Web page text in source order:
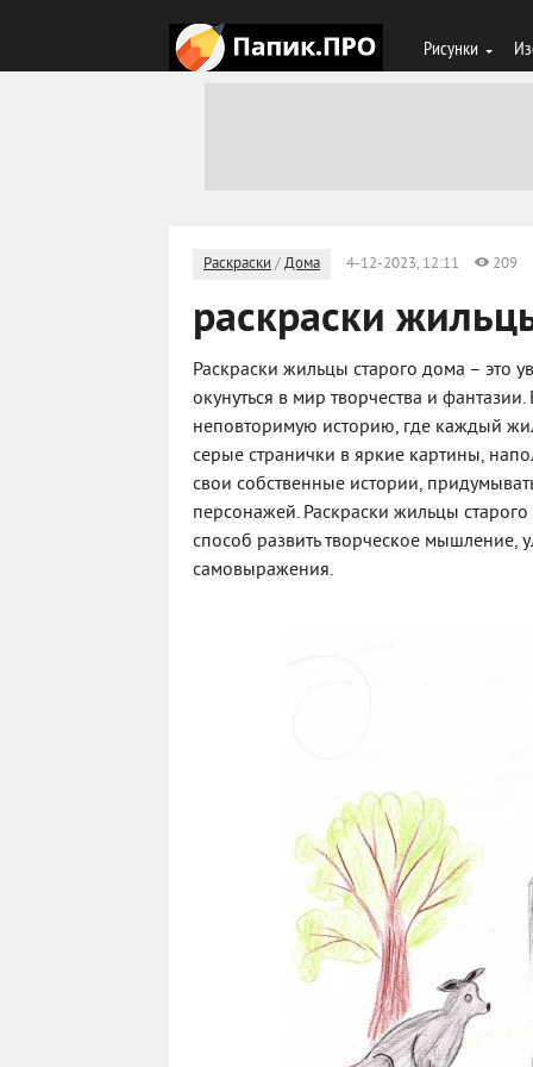
Рисунки
Раскраски /Дома 4-12-2023, 12:11 209
раскраски
Раскраски жильцы старого дома – это
окунуться в мир творчества и
неповторимую историю, где каждый
серые странички в яркие картины,
свои собственные истории,
персонажей. Раскраски жильцы
способ развить творческое мышление,
самовыражения.